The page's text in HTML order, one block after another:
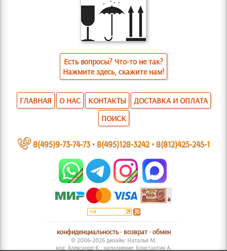
Есть вопросы? Что-то не так?
Нажмите здесь, скажите нам!
ГЛАВНАЯ О НАС КОНТАКТЫ
ДОСТАВКА И ОПЛАТА
ПОИСК
~ 8(495)9-73-74-73•8(495)128-3242•8(812)425-245-1
конфиденциальность• возврат•обмен
© 2006-2026 дизайн: Наталья М.
код: Александр К.; наполнение: Константин А.